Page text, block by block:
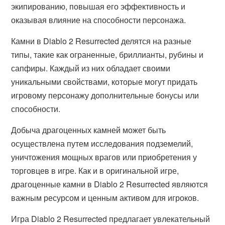
экипированию, повышая его эффективность и
оказывая влияние на способности персонажа.
Камни в Diablo 2 Resurrected делятся на разные
типы, такие как ограненные, бриллианты, рубины и
сапфиры. Каждый из них обладает своими
уникальными свойствами, которые могут придать
игровому персонажу дополнительные бонусы или
способности.
Добыча драгоценных камней может быть
осуществлена путем исследования подземелий,
уничтожения мощных врагов или приобретения у
торговцев в игре. Как и в оригинальной игре,
драгоценные камни в Diablo 2 Resurrected являются
важным ресурсом и ценным активом для игроков.
Игра Diablo 2 Resurrected предлагает увлекательный